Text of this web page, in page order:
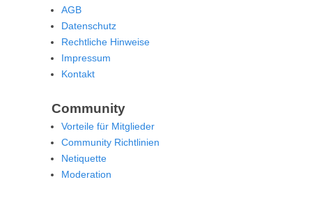
AGB
Datenschutz
Rechtliche Hinweise
Impressum
Kontakt
Community
Vorteile für Mitglieder
Community Richtlinien
Netiquette
Moderation